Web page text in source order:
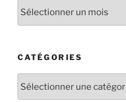
CATÉGORIES